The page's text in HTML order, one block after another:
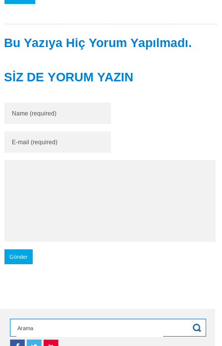
Bu Yazıya Hiç Yorum Yapılmadı.
SİZ DE YORUM YAZIN